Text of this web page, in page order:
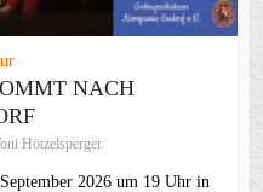
NACH
Hötzelsperger
2026 um 19 Uhr in